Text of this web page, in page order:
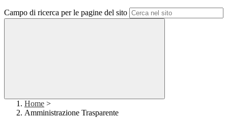
Campo di ricerca per le pagine del sito
Home >
Amministrazione Trasparente